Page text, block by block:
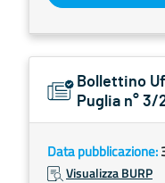
Bollettino
Puglia n°
Data pubblicazione:
Visualizza BURP